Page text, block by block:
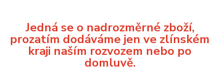
Jedná se o nadrozměrné zboží,
prozatím dodáváme jen ve zlínském
kraji naším rozvozem nebo po
domluvě.